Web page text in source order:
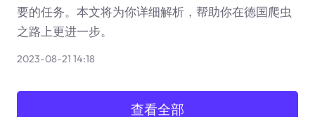
要的任务。本文将为你详细解析，帮助你在德国爬虫
之路上更进一步。
2023-08-21 14:18
查看全部